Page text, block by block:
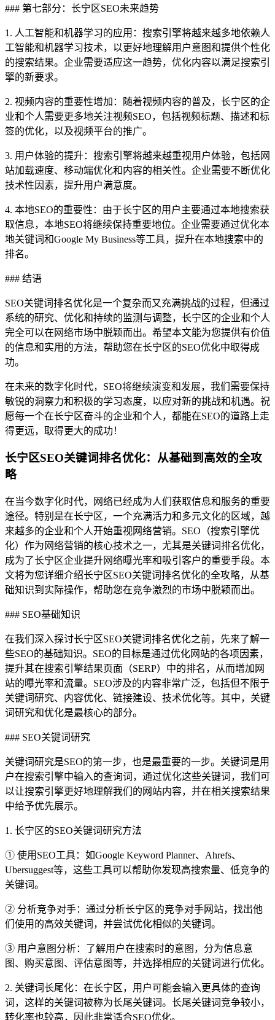
### 第七部分：长宁区SEO未来趋势
1. 人工智能和机器学习的应用：搜索引擎将越来越多地依赖人
工智能和机器学习技术，以更好地理解用户意图和提供个性化
的搜索结果。企业需要适应这一趋势，优化内容以满足搜索引
擎的新要求。
2. 视频内容的重要性增加：随着视频内容的普及，长宁区的企
业和个人需要更多地关注视频SEO，包括视频标题、描述和标
签的优化，以及视频平台的推广。
3. 用户体验的提升：搜索引擎将越来越重视用户体验，包括网
站加载速度、移动端优化和内容的相关性。企业需要不断优化
技术性因素，提升用户满意度。
4. 本地SEO的重要性：由于长宁区的用户主要通过本地搜索获
取信息，本地SEO将继续保持重要地位。企业需要通过优化本
地关键词和Google My Business等工具，提升在本地搜索中的
排名。
### 结语
SEO关键词排名优化是一个复杂而又充满挑战的过程，但通过
系统的研究、优化和持续的监测与调整，长宁区的企业和个人
完全可以在网络市场中脱颖而出。希望本文能为您提供有价值
的信息和实用的方法，帮助您在长宁区的SEO优化中取得成
功。
在未来的数字化时代，SEO将继续演变和发展，我们需要保持
敏锐的洞察力和积极的学习态度，以应对新的挑战和机遇。祝
愿每一个在长宁区奋斗的企业和个人，都能在SEO的道路上走
得更远，取得更大的成功！
长宁区SEO关键词排名优化：从基础到高效的全攻
略
在当今数字化时代，网络已经成为人们获取信息和服务的重要
途径。特别是在长宁区，一个充满活力和多元文化的区域，越
来越多的企业和个人开始重视网络营销。SEO（搜索引擎优
化）作为网络营销的核心技术之一，尤其是关键词排名优化，
成为了长宁区企业提升网络曝光率和吸引客户的重要手段。本
文将为您详细介绍长宁区SEO关键词排名优化的全攻略，从基
础知识到实际操作，帮助您在竞争激烈的市场中脱颖而出。
### SEO基础知识
在我们深入探讨长宁区SEO关键词排名优化之前，先来了解一
些SEO的基础知识。SEO的目标是通过优化网站的各项因素，
提升其在搜索引擎结果页面（SERP）中的排名，从而增加网
站的曝光率和流量。SEO涉及的内容非常广泛，包括但不限于
关键词研究、内容优化、链接建设、技术优化等。其中，关键
词研究和优化是最核心的部分。
### SEO关键词研究
关键词研究是SEO的第一步，也是最重要的一步。关键词是用
户在搜索引擎中输入的查询词，通过优化这些关键词，我们可
以让搜索引擎更好地理解我们的网站内容，并在相关搜索结果
中给予优先展示。
1. 长宁区的SEO关键词研究方法
① 使用SEO工具：如Google Keyword Planner、Ahrefs、
Ubersuggest等，这些工具可以帮助你发现高搜索量、低竞争的
关键词。
② 分析竞争对手：通过分析长宁区的竞争对手网站，找出他
们使用的高效关键词，并尝试优化相似的关键词。
③ 用户意图分析：了解用户在搜索时的意图，分为信息意
图、购买意图、评估意图等，并选择相应的关键词进行优化。
2. 关键词长尾化：在长宁区，用户可能会输入更具体的查询
词，这样的关键词被称为长尾关键词。长尾关键词竞争较小，
转化率也较高，因此非常适合SEO优化。